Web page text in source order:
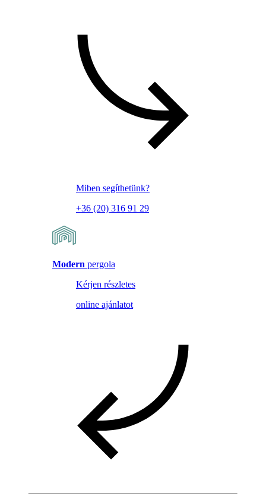
Miben segíthetünk?
+36 (20) 316 91 29
Modern pergola
Kérjen részletes
online ajánlatot